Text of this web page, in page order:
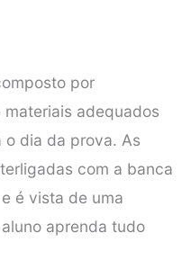
por
adequados
o dia da prova. As
com a banca
é vista de uma
aprenda tudo